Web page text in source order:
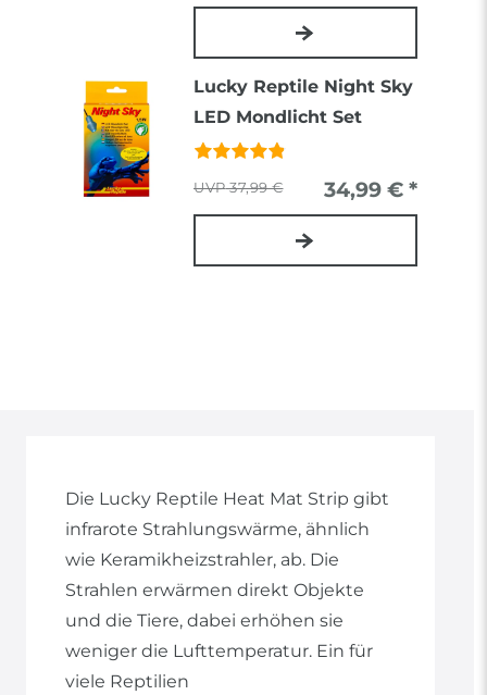
Lucky Reptile Night Sky
LED Mondlicht Set
37,99 € 34,99 € *
Die Lucky Reptile Heat Mat Strip gibt
infrarote Strahlungswärme, ähnlich
wie Keramikheizstrahler, ab. Die
Strahlen erwärmen direkt Objekte
und die Tiere, dabei erhöhen sie
weniger die Lufttemperatur. Ein für
viele Reptilien